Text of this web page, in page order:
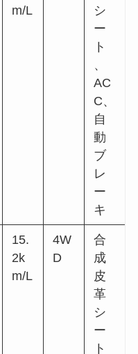
m/L
シ
ー
ト
、
AC
C、
自
動
ブ
レ
ー
キ
15.
2k
m/L
4W
D
合
成
皮
革
シ
ー
ト